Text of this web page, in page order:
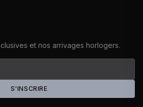
et nos arrivages horlogers.
S'INSCRIRE